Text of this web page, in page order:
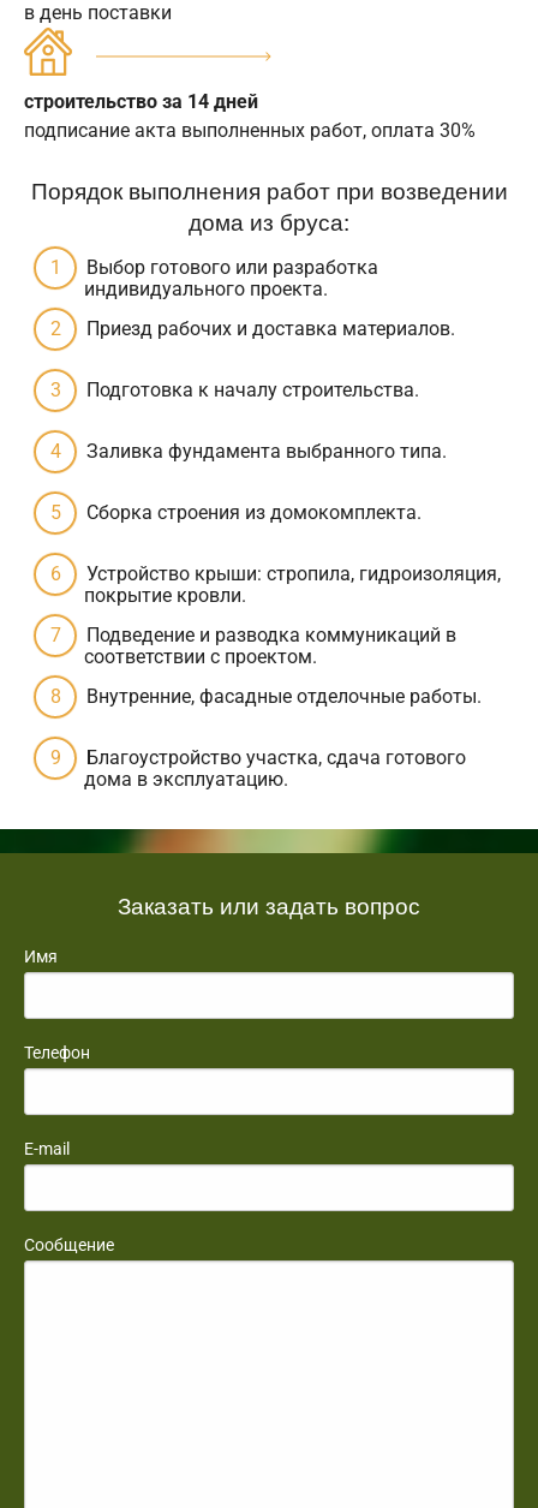
в день поставки
строительство за 14 дней
подписание акта выполненных работ, оплата 30%
Порядок выполнения работ при возведении
дома из бруса:
Выбор готового или разработка
индивидуального проекта.
Приезд рабочих и доставка материалов.
Подготовка к началу строительства.
Заливка фундамента выбранного типа.
Сборка строения из домокомплекта.
Устройство крыши: стропила, гидроизоляция,
покрытие кровли.
Подведение и разводка коммуникаций в
соответствии с проектом.
Внутренние, фасадные отделочные работы.
Благоустройство участка, сдача готового
дома в эксплуатацию.
Заказать или задать вопрос
Имя
Телефон
E-mail
Сообщение